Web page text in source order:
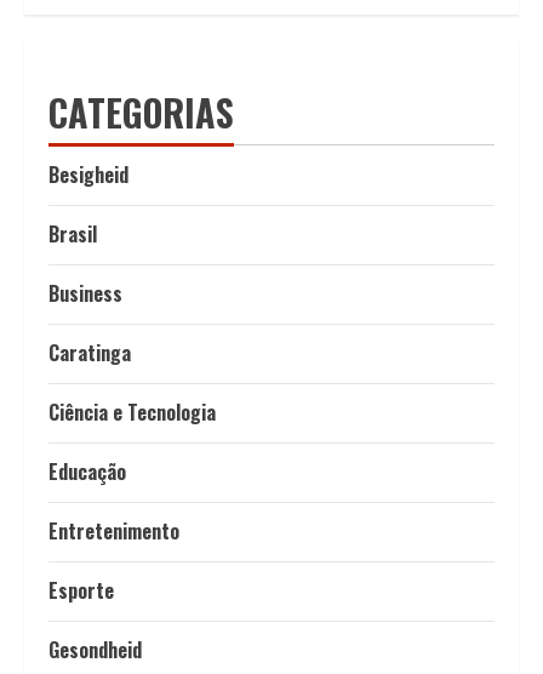
CATEGORIAS
Besigheid
Brasil
Business
Caratinga
Ciência e Tecnologia
Educação
Entretenimento
Esporte
Gesondheid